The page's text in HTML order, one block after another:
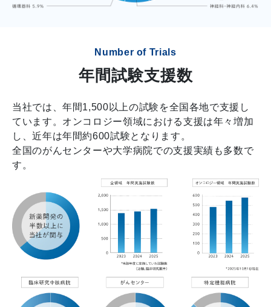
Number of Trials
年間試験支援数
当社では、年間1,500以上の試験を全国各地で支援し
ています。オンコロジー領域における支援は年々増加
し、近年は年間約600試験となります。
全国のがんセンターや大学病院での支援実績も多数で
す。